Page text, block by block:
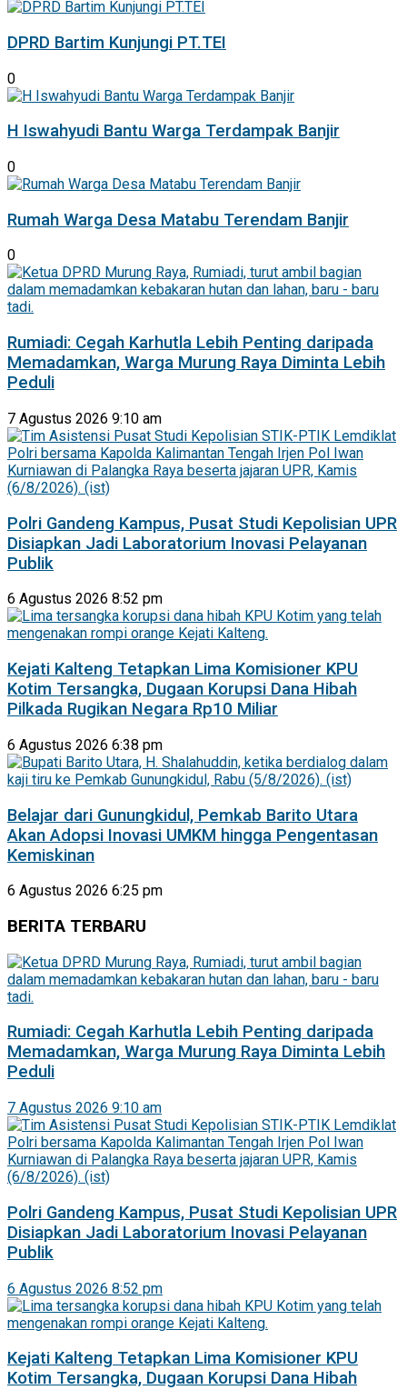
DPRD Bartim Kunjungi PT.TEI
0
H Iswahyudi Bantu Warga Terdampak Banjir
0
Rumah Warga Desa Matabu Terendam Banjir
0
Rumiadi: Cegah Karhutla Lebih Penting daripada
Memadamkan, Warga Murung Raya Diminta Lebih
Peduli
7 Agustus 2026 9:10 am
Polri Gandeng Kampus, Pusat Studi Kepolisian UPR
Disiapkan Jadi Laboratorium Inovasi Pelayanan
Publik
6 Agustus 2026 8:52 pm
Kejati Kalteng Tetapkan Lima Komisioner KPU
Kotim Tersangka, Dugaan Korupsi Dana Hibah
Pilkada Rugikan Negara Rp10 Miliar
6 Agustus 2026 6:38 pm
Belajar dari Gunungkidul, Pemkab Barito Utara
Akan Adopsi Inovasi UMKM hingga Pengentasan
Kemiskinan
6 Agustus 2026 6:25 pm
BERITA TERBARU
Rumiadi: Cegah Karhutla Lebih Penting daripada
Memadamkan, Warga Murung Raya Diminta Lebih
Peduli
7 Agustus 2026 9:10 am
Polri Gandeng Kampus, Pusat Studi Kepolisian UPR
Disiapkan Jadi Laboratorium Inovasi Pelayanan
Publik
6 Agustus 2026 8:52 pm
Kejati Kalteng Tetapkan Lima Komisioner KPU
Kotim Tersangka, Dugaan Korupsi Dana Hibah